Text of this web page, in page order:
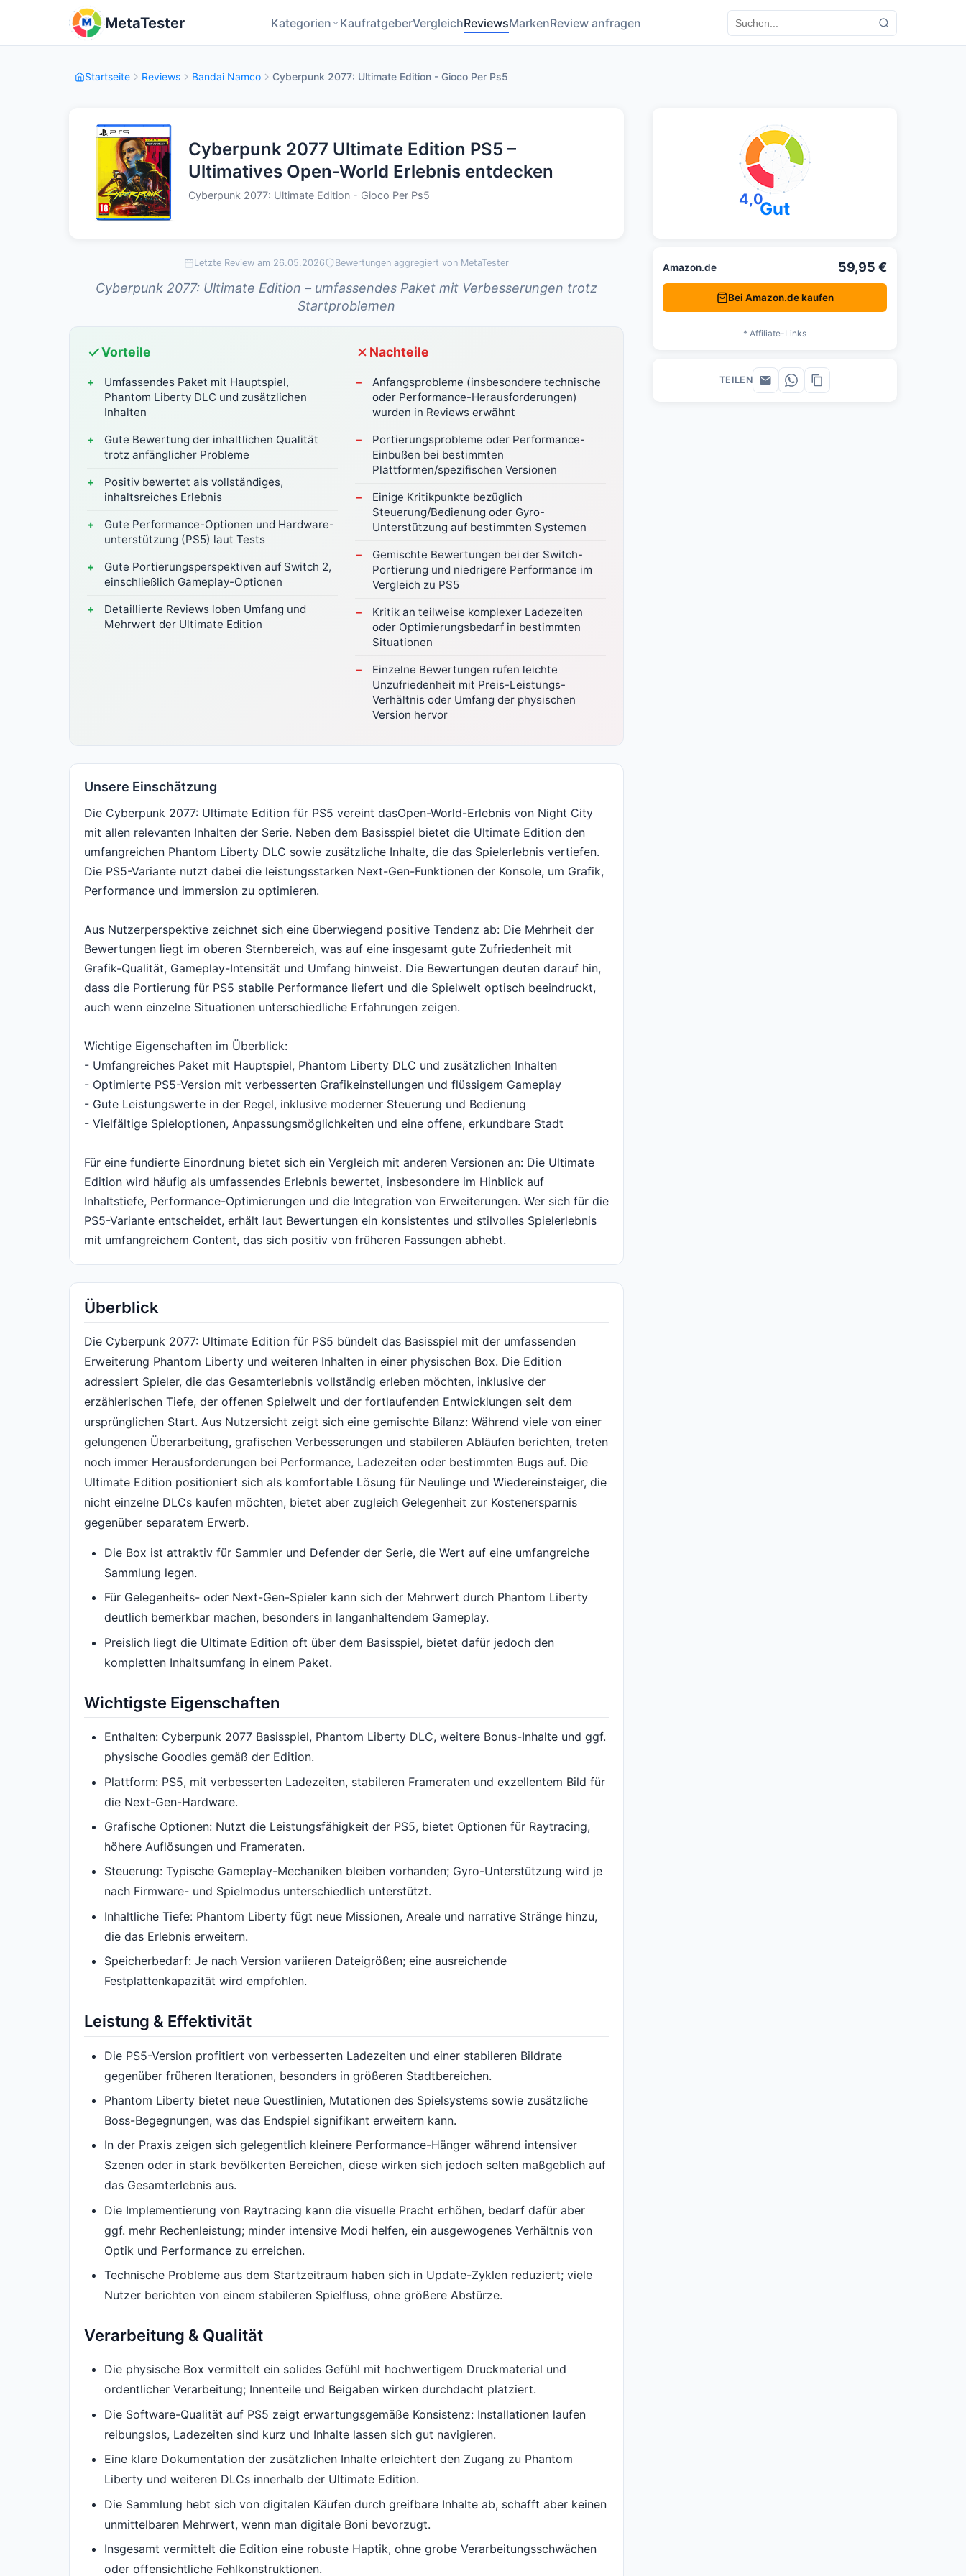
MetaTester Kategorien KaufratgeberVergleichReviewsMarkenReview anfragen
Startseite Reviews Bandai Namco Cyberpunk 2077: Ultimate Edition - Gioco Per Ps5
Cyberpunk 2077 Ultimate Edition PS5 –
Ultimatives Open-World Erlebnis entdecken
Cyberpunk 2077: Ultimate Edition - Gioco Per Ps5
Letzte Review am 26.05.2026 Bewertungen aggregiert von MetaTester
Cyberpunk 2077: Ultimate Edition – umfassendes Paket mit Verbesserungen trotz
Startproblemen
Vorteile
Umfassendes Paket mit Hauptspiel,
Phantom Liberty DLC und zusätzlichen
Inhalten
Gute Bewertung der inhaltlichen Qualität
trotz anfänglicher Probleme
Positiv bewertet als vollständiges,
inhaltsreiches Erlebnis
Gute Performance-Optionen und Hardware-
unterstützung (PS5) laut Tests
Gute Portierungsperspektiven auf Switch 2,
einschließlich Gameplay-Optionen
Detaillierte Reviews loben Umfang und
Mehrwert der Ultimate Edition
Nachteile
Anfangsprobleme (insbesondere technische
oder Performance-Herausforderungen)
wurden in Reviews erwähnt
Portierungsprobleme oder Performance-
Einbußen bei bestimmten
Plattformen/spezifischen Versionen
Einige Kritikpunkte bezüglich
Steuerung/Bedienung oder Gyro-
Unterstützung auf bestimmten Systemen
Gemischte Bewertungen bei der Switch-
Portierung und niedrigere Performance im
Vergleich zu PS5
Kritik an teilweise komplexer Ladezeiten
oder Optimierungsbedarf in bestimmten
Situationen
Einzelne Bewertungen rufen leichte
Unzufriedenheit mit Preis-Leistungs-
Verhältnis oder Umfang der physischen
Version hervor
Unsere Einschätzung
Die Cyberpunk 2077: Ultimate Edition für PS5 vereint dasOpen-World-Erlebnis von Night City
mit allen relevanten Inhalten der Serie. Neben dem Basisspiel bietet die Ultimate Edition den
umfangreichen Phantom Liberty DLC sowie zusätzliche Inhalte, die das Spielerlebnis vertiefen.
Die PS5-Variante nutzt dabei die leistungsstarken Next-Gen-Funktionen der Konsole, um Grafik,
Performance und immersion zu optimieren.
Aus Nutzerperspektive zeichnet sich eine überwiegend positive Tendenz ab: Die Mehrheit der
Bewertungen liegt im oberen Sternbereich, was auf eine insgesamt gute Zufriedenheit mit
Grafik-Qualität, Gameplay-Intensität und Umfang hinweist. Die Bewertungen deuten darauf hin,
dass die Portierung für PS5 stabile Performance liefert und die Spielwelt optisch beeindruckt,
auch wenn einzelne Situationen unterschiedliche Erfahrungen zeigen.
Wichtige Eigenschaften im Überblick:
- Umfangreiches Paket mit Hauptspiel, Phantom Liberty DLC und zusätzlichen Inhalten
- Optimierte PS5-Version mit verbesserten Grafikeinstellungen und flüssigem Gameplay
- Gute Leistungswerte in der Regel, inklusive moderner Steuerung und Bedienung
- Vielfältige Spieloptionen, Anpassungsmöglichkeiten und eine offene, erkundbare Stadt
Für eine fundierte Einordnung bietet sich ein Vergleich mit anderen Versionen an: Die Ultimate
Edition wird häufig als umfassendes Erlebnis bewertet, insbesondere im Hinblick auf
Inhaltstiefe, Performance-Optimierungen und die Integration von Erweiterungen. Wer sich für die
PS5-Variante entscheidet, erhält laut Bewertungen ein konsistentes und stilvolles Spielerlebnis
mit umfangreichem Content, das sich positiv von früheren Fassungen abhebt.
Überblick
Die Cyberpunk 2077: Ultimate Edition für PS5 bündelt das Basisspiel mit der umfassenden
Erweiterung Phantom Liberty und weiteren Inhalten in einer physischen Box. Die Edition
adressiert Spieler, die das Gesamterlebnis vollständig erleben möchten, inklusive der
erzählerischen Tiefe, der offenen Spielwelt und der fortlaufenden Entwicklungen seit dem
ursprünglichen Start. Aus Nutzersicht zeigt sich eine gemischte Bilanz: Während viele von einer
gelungenen Überarbeitung, grafischen Verbesserungen und stabileren Abläufen berichten, treten
noch immer Herausforderungen bei Performance, Ladezeiten oder bestimmten Bugs auf. Die
Ultimate Edition positioniert sich als komfortable Lösung für Neulinge und Wiedereinsteiger, die
nicht einzelne DLCs kaufen möchten, bietet aber zugleich Gelegenheit zur Kostenersparnis
gegenüber separatem Erwerb.
Die Box ist attraktiv für Sammler und Defender der Serie, die Wert auf eine umfangreiche
Sammlung legen.
Für Gelegenheits- oder Next-Gen-Spieler kann sich der Mehrwert durch Phantom Liberty
deutlich bemerkbar machen, besonders in langanhaltendem Gameplay.
Preislich liegt die Ultimate Edition oft über dem Basisspiel, bietet dafür jedoch den
kompletten Inhaltsumfang in einem Paket.
Wichtigste Eigenschaften
Enthalten: Cyberpunk 2077 Basisspiel, Phantom Liberty DLC, weitere Bonus-Inhalte und ggf.
physische Goodies gemäß der Edition.
Plattform: PS5, mit verbesserten Ladezeiten, stabileren Frameraten und exzellentem Bild für
die Next-Gen-Hardware.
Grafische Optionen: Nutzt die Leistungsfähigkeit der PS5, bietet Optionen für Raytracing,
höhere Auflösungen und Frameraten.
Steuerung: Typische Gameplay-Mechaniken bleiben vorhanden; Gyro-Unterstützung wird je
nach Firmware- und Spielmodus unterschiedlich unterstützt.
Inhaltliche Tiefe: Phantom Liberty fügt neue Missionen, Areale und narrative Stränge hinzu,
die das Erlebnis erweitern.
Speicherbedarf: Je nach Version variieren Dateigrößen; eine ausreichende
Festplattenkapazität wird empfohlen.
Leistung & Effektivität
Die PS5-Version profitiert von verbesserten Ladezeiten und einer stabileren Bildrate
gegenüber früheren Iterationen, besonders in größeren Stadtbereichen.
Phantom Liberty bietet neue Questlinien, Mutationen des Spielsystems sowie zusätzliche
Boss-Begegnungen, was das Endspiel signifikant erweitern kann.
In der Praxis zeigen sich gelegentlich kleinere Performance-Hänger während intensiver
Szenen oder in stark bevölkerten Bereichen, diese wirken sich jedoch selten maßgeblich auf
das Gesamterlebnis aus.
Die Implementierung von Raytracing kann die visuelle Pracht erhöhen, bedarf dafür aber
ggf. mehr Rechenleistung; minder intensive Modi helfen, ein ausgewogenes Verhältnis von
Optik und Performance zu erreichen.
Technische Probleme aus dem Startzeitraum haben sich in Update-Zyklen reduziert; viele
Nutzer berichten von einem stabileren Spielfluss, ohne größere Abstürze.
Verarbeitung & Qualität
Die physische Box vermittelt ein solides Gefühl mit hochwertigem Druckmaterial und
ordentlicher Verarbeitung; Innenteile und Beigaben wirken durchdacht platziert.
Die Software-Qualität auf PS5 zeigt erwartungsgemäße Konsistenz: Installationen laufen
reibungslos, Ladezeiten sind kurz und Inhalte lassen sich gut navigieren.
Eine klare Dokumentation der zusätzlichen Inhalte erleichtert den Zugang zu Phantom
Liberty und weiteren DLCs innerhalb der Ultimate Edition.
Die Sammlung hebt sich von digitalen Käufen durch greifbare Inhalte ab, schafft aber keinen
unmittelbaren Mehrwert, wenn man digitale Boni bevorzugt.
Insgesamt vermittelt die Edition eine robuste Haptik, ohne grobe Verarbeitungsschwächen
oder offensichtliche Fehlkonstruktionen.
4,0Gut
Amazon.de 59,95 €
Bei Amazon.de kaufen
* Affiliate-Links
TEILEN